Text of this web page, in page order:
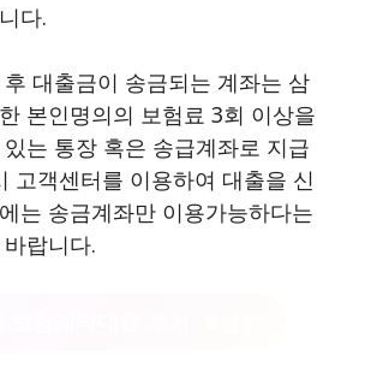
다.
대출금이 송금되는 계좌는 삼
본인명의의 보험료 3회 이상을
는 통장 혹은 송급계좌로 지급
고객센터를 이용하여 대출을 신
는 송금계좌만 이용가능하다는
랍니다.